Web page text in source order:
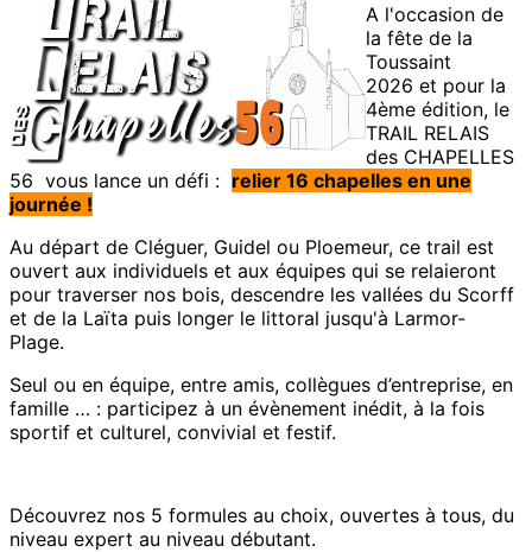
A l'occasion de
la fête de la
Toussaint
2026 et pour la
4ème édition, le
TRAIL RELAIS
des CHAPELLES
56 vous lance un défi : relier 16 chapelles en une
journée !
Au départ de Cléguer, Guidel ou Ploemeur, ce trail est
ouvert aux individuels et aux équipes qui se relaieront
pour traverser nos bois, descendre les vallées du Scorff
et de la Laïta puis longer le littoral jusqu'à Larmor-
Plage.
Seul ou en équipe, entre amis, collègues d’entreprise, en
famille … : participez à un évènement inédit, à la fois
sportif et culturel, convivial et festif.
Découvrez nos 5 formules au choix, ouvertes à tous, du
niveau expert au niveau débutant.